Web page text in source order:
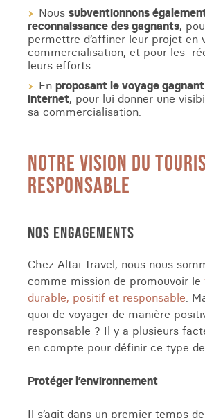
Nous subventionnons
reconnaissance des gagnants,
permettre d’affiner leur projet en
commercialisation, et pour les
leurs efforts.
En proposant le voyage
internet, pour lui donner une
sa commercialisation.
NOTRE VISION DU
RESPONSABLE
NOS ENGAGEMENTS
Chez Altaï Travel, nous nous
comme mission de promouvoir le
durable, positif et responsable.
quoi de voyager de manière
responsable ? Il y a plusieurs
en compte pour définir ce type
Protéger l’environnement
Il s’agit dans un premier temps de